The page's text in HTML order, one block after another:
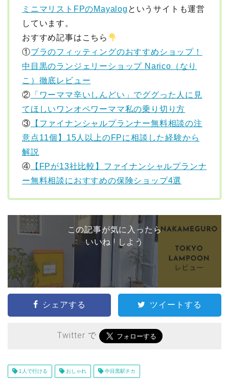
ミニマリストFPのMayalog というサイトも運営
しています。
おすすめ記事はこちら
①ブラのフィッティングのおすすめショップ！
中目黒のランジェリーショップ Narico（なり
こ）徹底レビュー
② 「ワーママ辛いしんどい」でググった人に見
てほしいワンオペワーママ私の乗り切り方
③ 【ファイナンシャルプランナー無料相談の注
意点11個】15人以上のFPに相談した経験から
解説
④ 【FPが13社比較】ファイナンシャルプランナ
ー無料相談におすすめの保険ショップ4選
この記事が気に入ったら
いいね ! しよう
シェアする ツイートする
Twitter で
1人で行ける おしゃれ 中目黒駅チカ